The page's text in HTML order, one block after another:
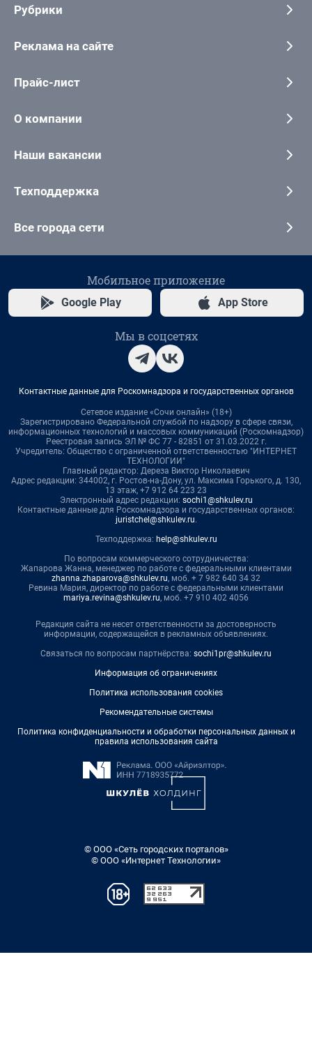
Рубрики
Реклама на сайте
Прайс-лист
О компании
Наши вакансии
Техподдержка
Все города сети
Мобильное приложение
Google Play App Store
Мы в соцсетях
Контактные данные для Роскомнадзора и государственных органов
Сетевое издание «Сочи онлайн» (18+)
Зарегистрировано Федеральной службой по надзору в сфере связи,
информационных технологий и массовых коммуникаций (Роскомнадзор)
Реестровая запись ЭЛ № ФС 77 - 82851 от 31.03.2022 г.
Учредитель: Общество с ограниченной ответственностью "ИНТЕРНЕТ
ТЕХНОЛОГИИ"
Главный редактор: Дереза Виктор Николаевич
Адрес редакции: 344002, г. Ростов-на-Дону, ул. Максима Горького, д. 130,
13 этаж, +7 912 64 223 23
Электронный адрес редакции: sochi1@shkulev.ru
Контактные данные для Роскомнадзора и государственных органов:
juristchel@shkulev.ru.
Техподдержка: help@shkulev.ru
По вопросам коммерческого сотрудничества:
Жапарова Жанна, менеджер по работе с федеральными клиентами
zhanna.zhaparova@shkulev.ru, моб. + 7 982 640 34 32
Ревина Мария, директор по работе с федеральными клиентами
mariya.revina@shkulev.ru, моб. +7 910 402 4056
Редакция сайта не несет ответственности за достоверность
информации, содержащейся в рекламных объявлениях.
Связаться по вопросам партнёрства: sochi1pr@shkulev.ru
Информация об ограничениях
Политика использования cookies
Рекомендательные системы
Политика конфиденциальности и обработки персональных данных и
правила использования сайта
© ООО «Сеть городских порталов»
© ООО «Интернет Технологии»